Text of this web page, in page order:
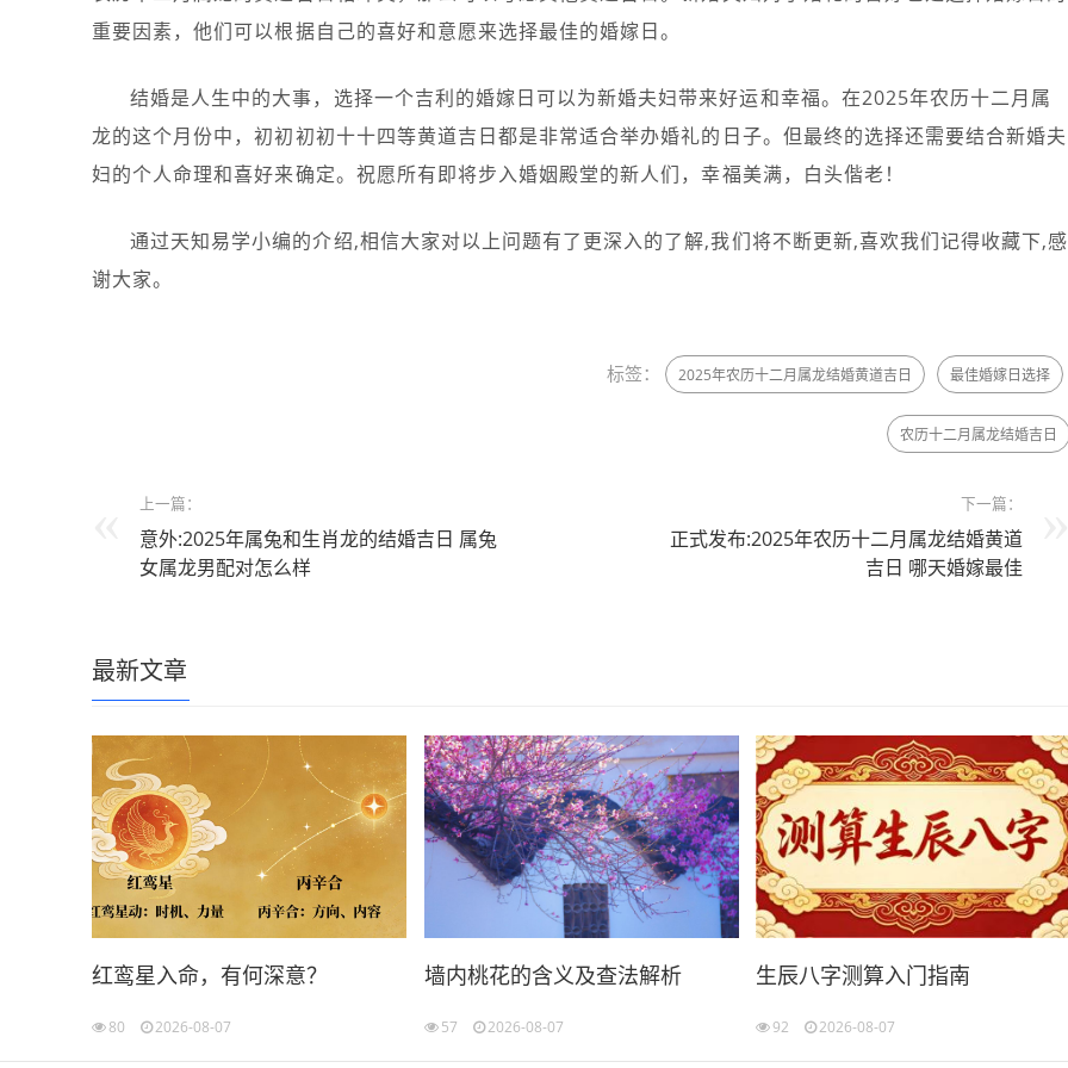
重要因素，他们可以根据自己的喜好和意愿来选择最佳的婚嫁日。
结婚是人生中的大事，选择一个吉利的婚嫁日可以为新婚夫妇带来好运和幸福。在2025年农历十二月属
龙的这个月份中，初初初初十十四等黄道吉日都是非常适合举办婚礼的日子。但最终的选择还需要结合新婚夫
妇的个人命理和喜好来确定。祝愿所有即将步入婚姻殿堂的新人们，幸福美满，白头偕老！
通过天知易学小编的介绍,相信大家对以上问题有了更深入的了解,我们将不断更新,喜欢我们记得收藏下,感
谢大家。
标签： 2025年农历十二月属龙结婚黄道吉日 最佳婚嫁日选择
农历十二月属龙结婚吉日
上一篇：
意外:2025年属兔和生肖龙的结婚吉日 属兔
女属龙男配对怎么样
下一篇：
正式发布:2025年农历十二月属龙结婚黄道
吉日 哪天婚嫁最佳
最新文章
红鸾星入命，有何深意？
80 2026-08-07
墙内桃花的含义及查法解析
57 2026-08-07
生辰八字测算入门指南
92 2026-08-07